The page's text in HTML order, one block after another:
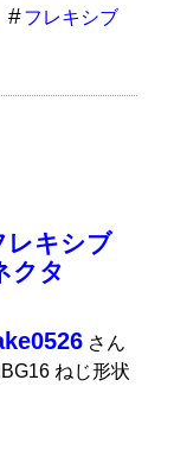
フレキシブ
レキシブ
クタ
さん
ねじ形状